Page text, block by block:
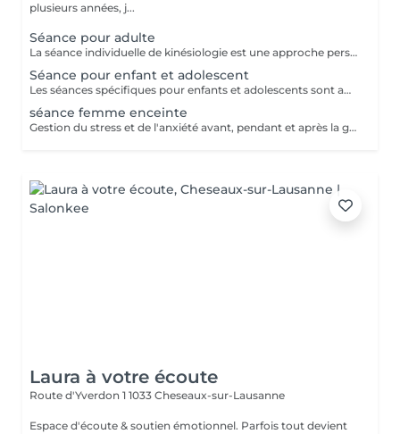
plusieurs années, j...
Séance pour adulte
La séance individuelle de kinésiologie est une approche personnalisée pour travailler sur le stress, la fatigue et les maux physiques et émotionnels. Les séances de kinésiologie peuvent vous aider à retrouver un équilibre énergétique, physique et émotionnel. - Approche personnalisée - Travaille sur les maux physiques, mental et émotionnels - Adapté à chacun
Séance pour enfant et adolescent
Les séances spécifiques pour enfants et adolescents sont adaptées pour répondre à leurs besoins et leur rythme. Les séances pour les enfants et adolescents sont conçues pour les accompagner dans leur développement émotionnel et physique. - Adapté aux besoins et rythme des jeunes - Séances ludiques, amusantes et efficaces - Aide à gérer les émotions et le stress
séance femme enceinte
Gestion du stress et de l'anxiété avant, pendant et après la grossesse Soulagement des tensions physiques liées à la grossesse. Préparation mentale et émotionnelle à l'accouchement. Le retour à son corps physique, mental et émotionnel Lors du post-partum Allaitement compliqué
Laura à votre écoute
Route d'Yverdon 1 1033 Cheseaux-sur-Lausanne
Espace d'écoute & soutien émotionnel. Parfois tout devient